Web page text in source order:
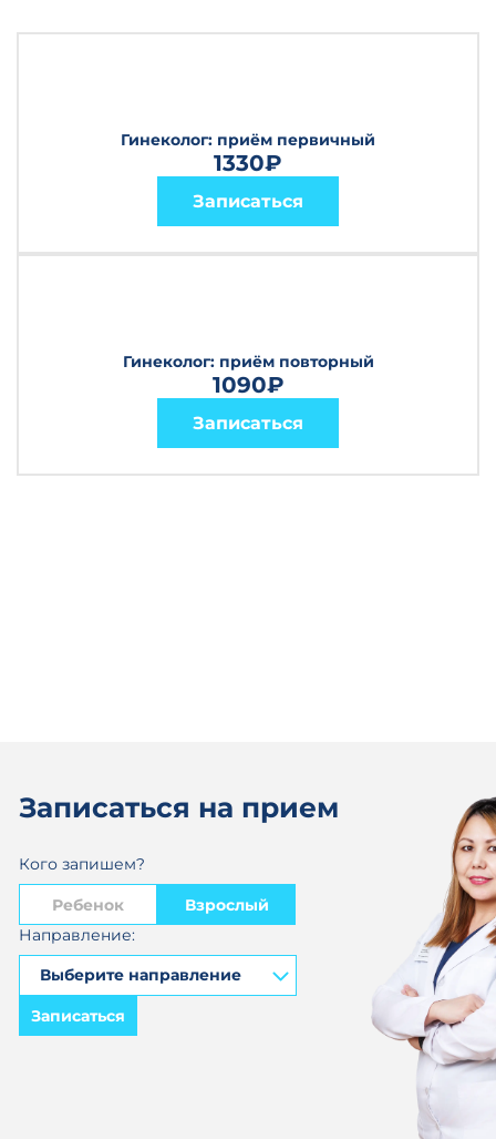
Гинеколог: приём первичный
1330₽
Записаться
Гинеколог: приём повторный
1090₽
Записаться
Записаться на прием
Кого запишем?
Ребенок
Взрослый
Направление:
Записаться